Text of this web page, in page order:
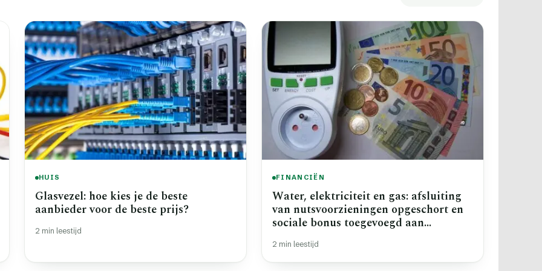
HUIS
Glasvezel: hoe kies je de beste
aanbieder voor de beste prijs?
2 min leestijd
FINANCIËN
Water, elektriciteit en gas: afsluiting
van nutsvoorzieningen opgeschort en
sociale bonus toegevoegd aan
2 min leestijd